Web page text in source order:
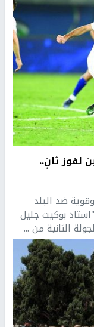
لفوز ثانٍ..
ضد البلد
بوكيت جليل
الثانية من ...